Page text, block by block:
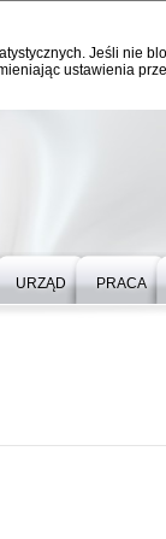
Jeśli nie
ustawienia
URZĄD PRACA